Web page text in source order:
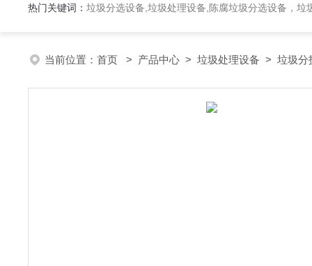
热门关键词： 垃圾分选设备,垃圾处理设备,陈腐垃圾分选设备，垃
当前位置： 首页 > 产品中心 > 垃圾处理设备 > 垃圾分